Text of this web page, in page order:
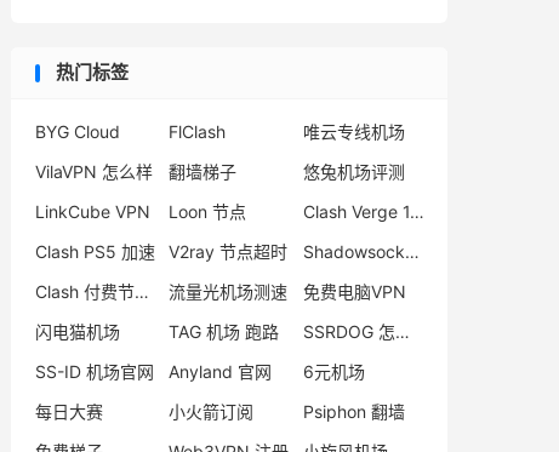
热门标签
BYG Cloud FlClash
唯云专线机场
VilaVPN 怎么样
翻墙梯子
悠兔机场评测
LinkCube VPN
Loon 节点
Clash Verge 1.4.5
Clash PS5 加速
V2ray 节点超时
Shadowsocks 服务器
Clash 付费节点购买
流量光机场测速
免费电脑VPN
闪电猫机场
TAG 机场 跑路
SSRDOG 怎么样
SS-ID 机场官网
Anyland 官网
6元机场
每日大赛
小火箭订阅
Psiphon 翻墙